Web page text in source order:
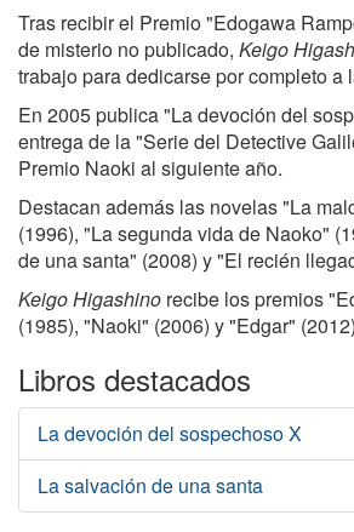
Tras recibir el Premio "Edogawa
de misterio no publicado, Keigo
trabajo para dedicarse por completo a
En 2005 publica "La devoción del
entrega de la "Serie del Detective
Premio Naoki al siguiente año.
Destacan además las novelas "La
(1996), "La segunda vida de Naoko"
de una santa" (2008) y "El recién
Keigo Higashino recibe los premios
(1985), "Naoki" (2006) y "Edgar"
Libros destacados
La devoción del sospechoso X
La salvación de una santa